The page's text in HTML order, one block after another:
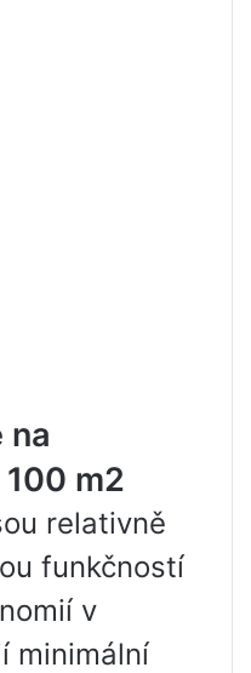
na
m2
relativně
funkčností
v
minimální